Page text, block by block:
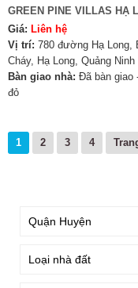
GREEN PINE VILLAS HẠ
Giá: Liên hệ
Vị trí: 780 đường Hạ Long,
Cháy, Hạ Long, Quảng Ninh
Bàn giao nhà: Đã bàn giao
đỏ
1 2 3 4